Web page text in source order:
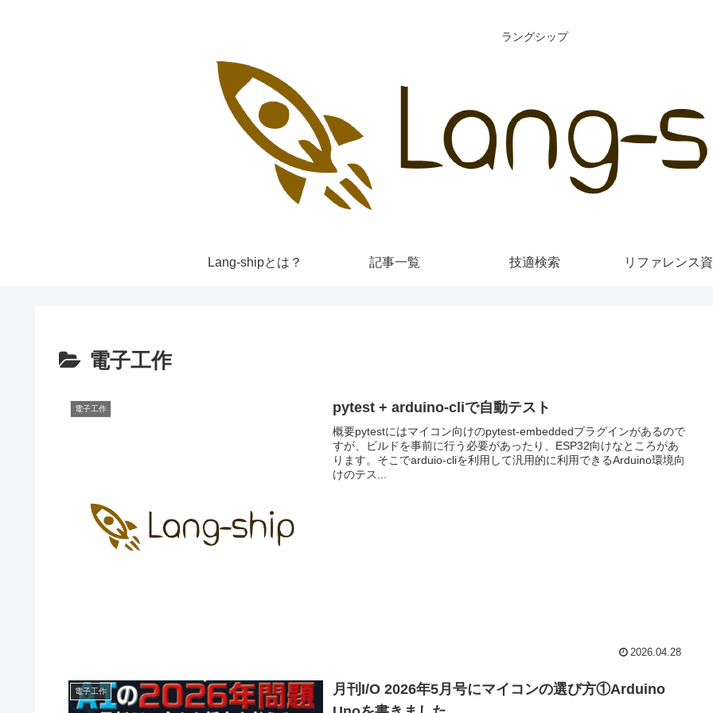
ラングシップ
Lang-shipとは？ 記事一覧 技適検索 リファレンス
電子工作
電子工作 pytest + arduino-cliで自動テスト
概要pytestにはマイコン向けのpytest-embeddedプラグインがあるので
すが、ビルドを事前に行う必要があったり、ESP32向けなところがあ
ります。そこでarduio-cliを利用して汎用的に利用できるArduino環境向
けのテス...
2026.04.28
電子工作
月刊I/O 2026年5月号にマイコンの選び方①Arduino